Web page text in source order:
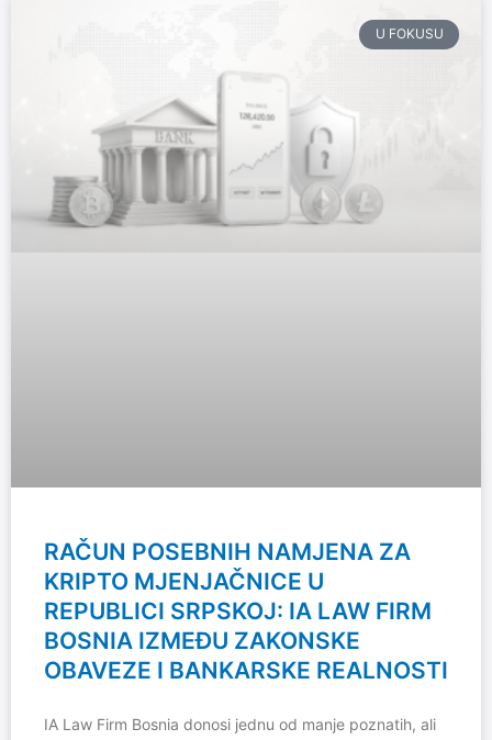
U FOKUSU
RAČUN POSEBNIH NAMJENA ZA
KRIPTO MJENJAČNICE U
REPUBLICI SRPSKOJ: IA LAW FIRM
BOSNIA IZMEĐU ZAKONSKE
OBAVEZE I BANKARSKE REALNOSTI
IA Law Firm Bosnia donosi jednu od manje poznatih, ali